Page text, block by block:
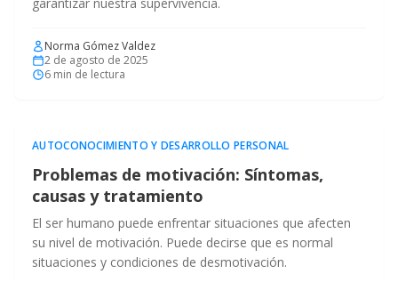
Norma Gómez Valdez
2 de agosto de 2025
6 min de lectura
AUTOCONOCIMIENTO Y DESARROLLO PERSONAL
Problemas de motivación: Síntomas,
causas y tratamiento
El ser humano puede enfrentar situaciones que afecten
su nivel de motivación. Puede decirse que es normal
situaciones y condiciones de desmotivación.